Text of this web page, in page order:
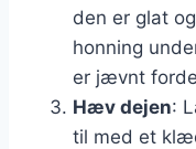
den er glat
honning
er jævnt
Hæv dejen:
til med et